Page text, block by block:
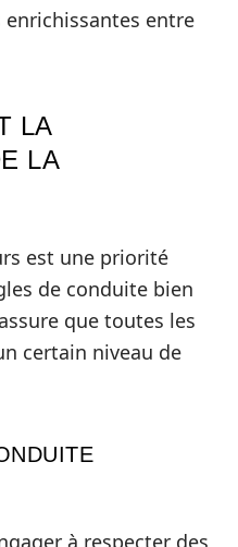
entre
LA
LA
est une priorité
de conduite bien
que toutes les
certain niveau de
à respecter des